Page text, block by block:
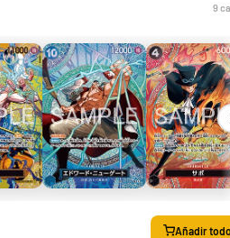
Raging Bolt" Mazo World Championship 2025
9
Añadir